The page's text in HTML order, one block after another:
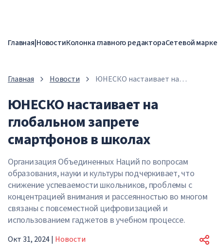
Главная|НовостиКолонка главного редактораСетевой
Главная Новости
ЮНЕСКО настаивает на
смартфонов в школах
ЮНЕСКО настаивает на
глобальном запрете
смартфонов в школах
Организация Объединенных Наций по вопросам
образования, науки и культуры подчеркивает, что
снижение успеваемости школьников, проблемы с
концентрацией внимания и рассеянностью во многом
связаны с повсеместной цифровизацией и
использованием гаджетов в учебном процессе.
Окт 31, 2024| Новости